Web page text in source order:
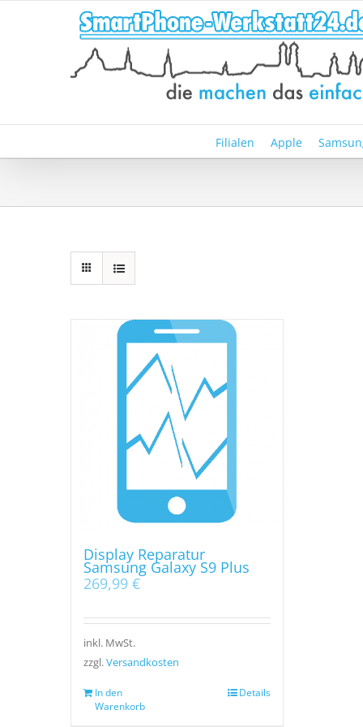
Filialen Apple
Display Reparatur
Samsung Galaxy S9 Plus
269,99 €
inkl. MwSt.
zzgl.Versandkosten
In den
Warenkorb
Details